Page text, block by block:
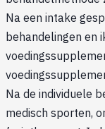
Na een intake
behandelingen en
Na de individuele
medisch sporten,